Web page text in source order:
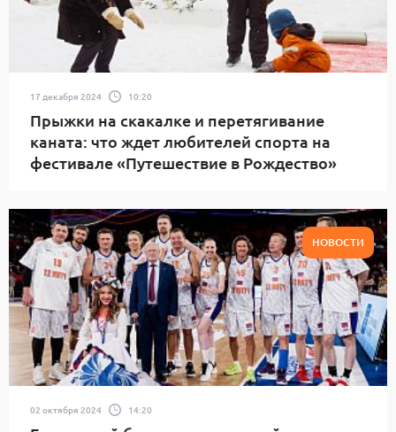
17 декабря 2024 10:20
Прыжки на скакалке и перетягивание
каната: что ждет любителей спорта на
фестивале «Путешествие в Рождество»
НОВОСТИ
02 октября 2024 14:20